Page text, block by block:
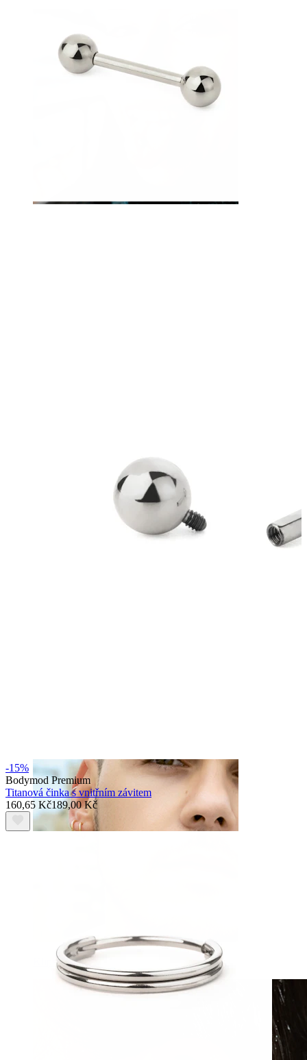
Klipsy
-15%
Bodymod Premium
Titanová činka s vnitřním závitem
160,65 Kč189,00 Kč